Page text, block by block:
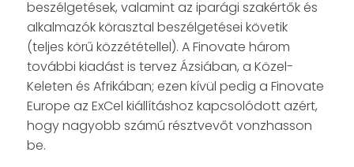
beszélgetések, valamint az iparági szakértők és
alkalmazók körasztal beszélgetései követik
(teljes körű közzététellel). A Finovate három
további kiadást is tervez Ázsiában, a Közel-
Keleten és Afrikában; ezen kívül pedig a Finovate
Europe az ExCel kiállításhoz kapcsolódott azért,
hogy nagyobb számú résztvevőt vonzhasson
be.